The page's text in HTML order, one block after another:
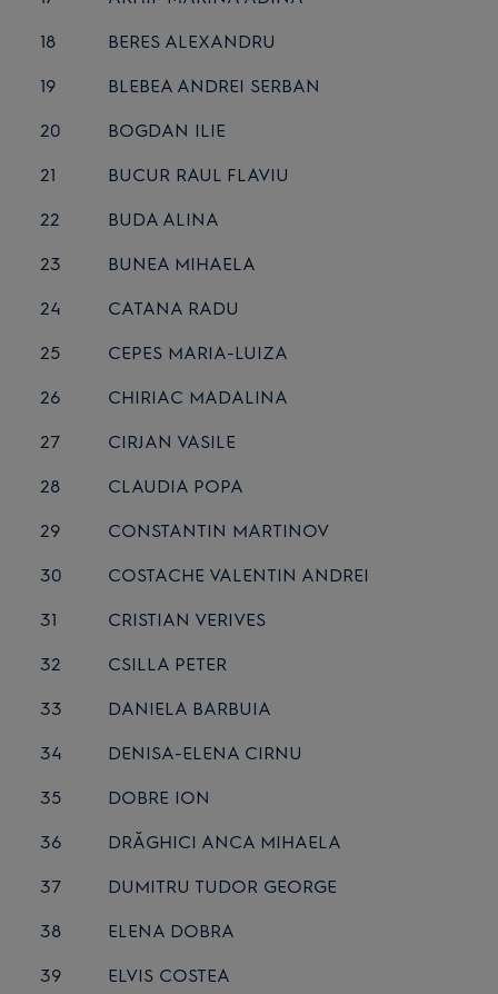
18
BERES ALEXANDRU
19
BLEBEA ANDREI SERBAN
20
BOGDAN ILIE
21
BUCUR RAUL FLAVIU
22
BUDA ALINA
23
BUNEA MIHAELA
24
CATANA RADU
25
CEPES MARIA-LUIZA
26
CHIRIAC MADALINA
27
CIRJAN VASILE
28
CLAUDIA POPA
29
CONSTANTIN MARTINOV
30
COSTACHE VALENTIN ANDREI
31
CRISTIAN VERIVES
32
CSILLA PETER
33
DANIELA BARBUIA
34
DENISA-ELENA CIRNU
35
DOBRE ION
36
DRĂGHICI ANCA MIHAELA
37
DUMITRU TUDOR GEORGE
38
ELENA DOBRA
39
ELVIS COSTEA